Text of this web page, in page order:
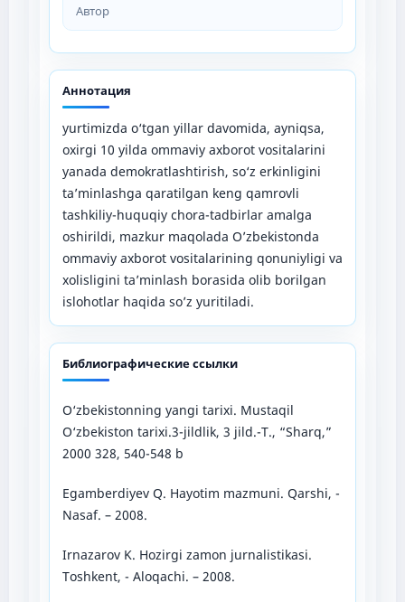
Автор
Аннотация
yurtimizda o‘tgan yillar davomida, ayniqsa,
oxirgi 10 yilda ommaviy axborot vositalarini
yanada demokratlashtirish, so‘z erkinligini
ta’minlashga qaratilgan keng qamrovli
tashkiliy-huquqiy chora-tadbirlar amalga
oshirildi, mazkur maqolada O’zbekistonda
ommaviy axborot vositalarining qonuniyligi va
xolisligini ta’minlash borasida olib borilgan
islohotlar haqida so’z yuritiladi.
Библиографические ссылки
O‘zbekistonning yangi tarixi. Mustaqil
O‘zbekiston tarixi.3-jildlik, 3 jild.-T., “Sharq,”
2000 328, 540-548 b
Egamberdiyev Q. Hayotim mazmuni. Qarshi, -
Nasaf. – 2008.
Irnazarov K. Hozirgi zamon jurnalistikasi.
Toshkent, - Aloqachi. – 2008.